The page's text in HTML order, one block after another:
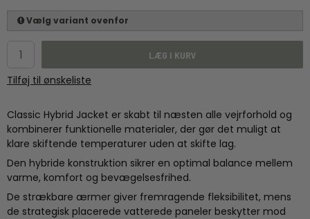
Vælg variant ovenfor
LÆG I KURV
Tilføj til ønskeliste
Classic Hybrid Jacket er skabt til næsten alle vejrforhold og
kombinerer funktionelle materialer, der gør det muligt at
klare skiftende temperaturer uden at skifte lag.
Den hybride konstruktion sikrer en optimal balance mellem
varme, komfort og bevægelsesfrihed.
De strækbare ærmer giver fremragende fleksibilitet, mens
de strategisk placerede vatterede paneler beskytter mod